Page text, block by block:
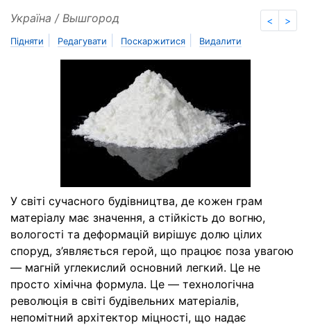
< >
Україна / Вышгород
Підняти Редагувати Поскаржитися Видалити
У світі сучасного будівництва, де кожен грам
матеріалу має значення, а стійкість до вогню,
вологості та деформацій вирішує долю цілих
споруд, з’являється герой, що працює поза увагою
— магній углекислий основний легкий. Це не
просто хімічна формула. Це — технологічна
революція в світі будівельних матеріалів,
непомітний архітектор міцності, що надає